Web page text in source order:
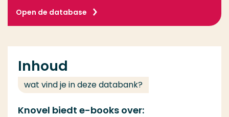
Open de database
Inhoud
wat vind je in deze databank?
Knovel biedt e-books over: